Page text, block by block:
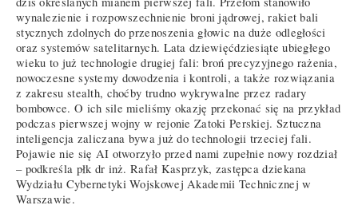
wynalezienie i rozpowszechnienie broni jądrowej, rakiet bali
stycznych zdolnych do przenoszenia głowic na duże odległości
oraz systemów satelitarnych. Lata dziewięćdziesiąte ubiegłego
wieku to już technologie drugiej fali: broń precyzyjnego rażenia,
nowoczesne systemy dowodzenia i kontroli, a także rozwiązania
z zakresu stealth, choćby trudno wykrywalne przez radary
bombowce. O ich sile mieliśmy okazję przekonać się na przykład
podczas pierwszej wojny w rejonie Zatoki Perskiej. Sztuczna
inteligencja zaliczana bywa już do technologii trzeciej fali.
Pojawie nie się AI otworzyło przed nami zupełnie nowy rozdział
– podkreśla płk dr inż. Rafał Kasprzyk, zastępca dziekana
Wydziału Cybernetyki Wojskowej Akademii Technicznej w
Warszawie.